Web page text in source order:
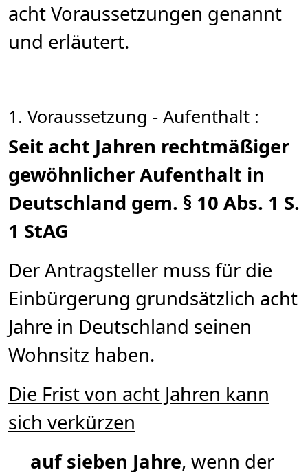
acht Voraussetzungen genannt
und erläutert.
1. Voraussetzung - Aufenthalt :
Seit acht Jahren rechtmäßiger
gewöhnlicher Aufenthalt in
Deutschland gem. § 10 Abs. 1 S.
1 StAG
Der Antragsteller muss für die
Einbürgerung grundsätzlich acht
Jahre in Deutschland seinen
Wohnsitz haben.
Die Frist von acht Jahren kann
sich verkürzen
auf sieben Jahre, wenn der